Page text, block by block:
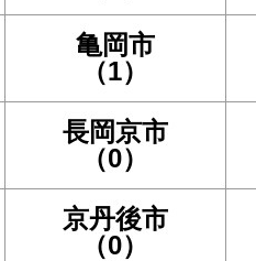
亀岡市
（1）
長岡京市
（0）
京丹後市
（0）